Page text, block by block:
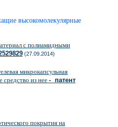
высокомолекулярные
с полиамидными
(27.09.2014)
микрокапсульная
средство из нее- патент
покрытия на